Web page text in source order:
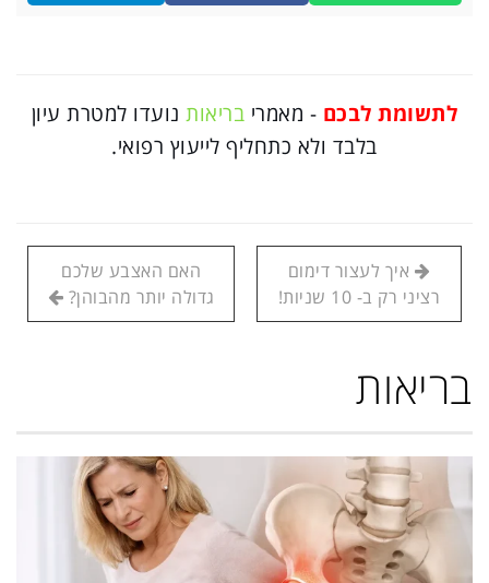
לתשומת לבכם - מאמרי בריאותנועדו למטרת עיון
בלבד ולא כתחליף לייעוץ רפואי.
איך לעצור דימום
רציני רק ב- 10 שניות!
האם האצבע שלכם
גדולה יותר מהבוהן?
בריאות